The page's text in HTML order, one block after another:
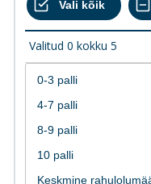
Valitud 0 kokku 5